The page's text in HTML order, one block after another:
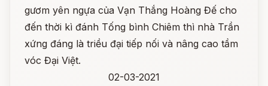
gươm yên ngựa của Vạn Thắng Hoàng Đế cho
đến thời kì đánh Tống bình Chiêm thì nhà Trần
xứng đáng là triều đại tiếp nối và nâng cao tầm
vóc Đại Việt.
02-03-2021